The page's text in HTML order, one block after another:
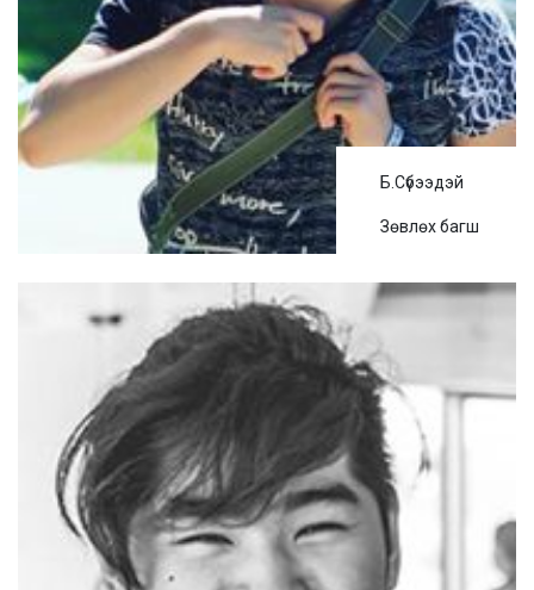
Б.Сүбээдэй
Зөвлөх багш